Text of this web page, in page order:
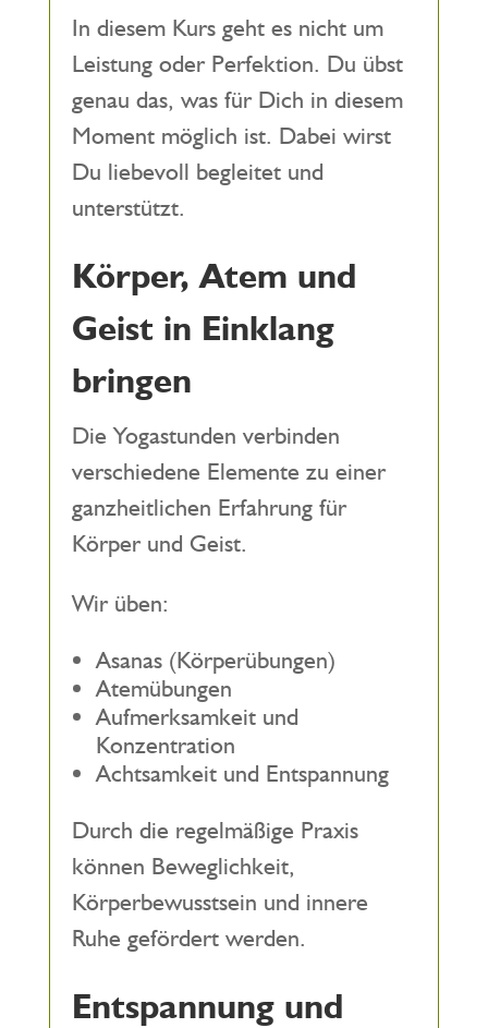
In diesem Kurs geht es nicht um
Leistung oder Perfektion. Du übst
genau das, was für Dich in diesem
Moment möglich ist. Dabei wirst
Du liebevoll begleitet und
unterstützt.
Körper, Atem und
Geist in Einklang
bringen
Die Yogastunden verbinden
verschiedene Elemente zu einer
ganzheitlichen Erfahrung für
Körper und Geist.
Wir üben:
Asanas (Körperübungen)
Atemübungen
Aufmerksamkeit und
Konzentration
Achtsamkeit und Entspannung
Durch die regelmäßige Praxis
können Beweglichkeit,
Körperbewusstsein und innere
Ruhe gefördert werden.
Entspannung und